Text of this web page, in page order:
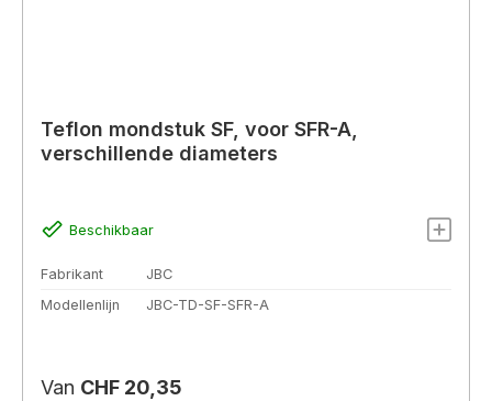
Teflon mondstuk SF, voor SFR-A,
verschillende diameters
Beschikbaar
Fabrikant
JBC
Modellenlijn
JBC-TD-SF-SFR-A
Normale prijs:
Van CHF 20,35